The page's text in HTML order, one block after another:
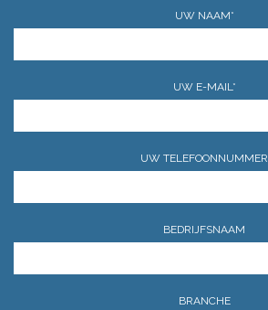
UW NAAM*
UW E-MAIL*
UW TELEFOONNUMMER
BEDRIJFSNAAM
BRANCHE